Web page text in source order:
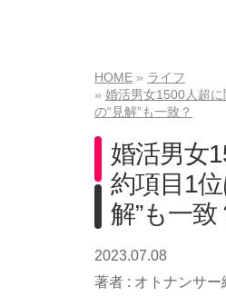
HOME
ライフ
婚活男女1500人超
の“見解”も一致？
婚活男女
約項目1
解”も一致
2023.07.08
著者 : オトナンサー